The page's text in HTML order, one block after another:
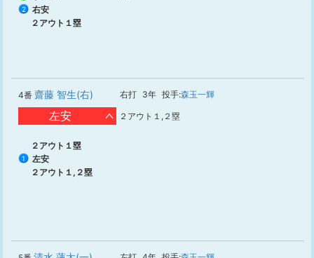
2
右安
２アウト１塁
4番 齋藤 智生(右) 右打 3年 投手:森玉一輝
左安 ２アウト１,２塁
２アウト１塁
1
左安
２アウト１,２塁